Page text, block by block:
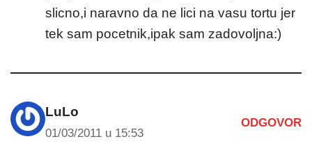
slicno,i naravno da ne lici na vasu tortu jer
tek sam pocetnik,ipak sam zadovoljna:)
LuLo
01/03/2011 u 15:53
ODGOVOR